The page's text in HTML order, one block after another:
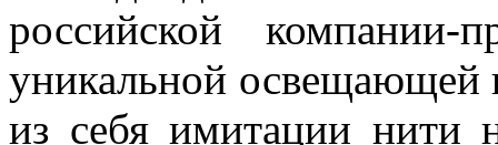
российской компании-
уникальной освещающей
из себя имитации нити